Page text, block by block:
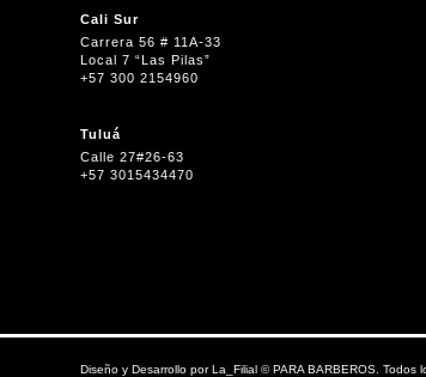
Cali Sur
Carrera 56 # 11A-33
Local 7 “Las Pilas”
+57 300 2154960
Tuluá
Calle 27#26-63
+57 3015434470
Diseño y Desarrollo porLa_Filial ©PARA BARBEROS. Todos